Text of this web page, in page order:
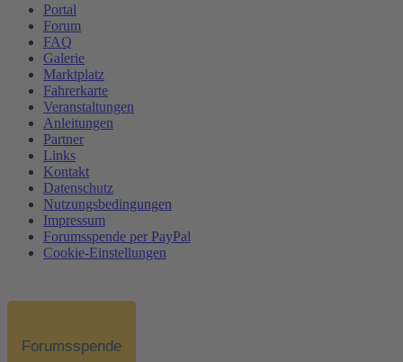
Portal
Forum
FAQ
Galerie
Marktplatz
Fahrerkarte
Veranstaltungen
Anleitungen
Partner
Links
Kontakt
Datenschutz
Nutzungsbedingungen
Impressum
Forumsspende per PayPal
Cookie-Einstellungen
Forumsspende